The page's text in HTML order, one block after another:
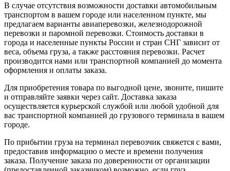
В случае отсутствия возможности доставки автомобильным
транспортом в вашем городе или населенном пункте, мы
предлагаем варианты авиаперевозки, железнодорожной
перевозки и паромной перевозки. Стоимость доставки в
города и населенные пункты России и стран СНГ зависит от
веса, объема груза, а также расстояния перевозки. Расчет
производится нами или транспортной компанией до момента
оформления и оплаты заказа.
Для приобретения товара по выгодной цене, звоните, пишите
и отправляйте заявки через сайт. Доставка заказа
осуществляется курьерской службой или любой удобной для
вас транспортной компанией до грузового терминала в вашем
городе.
По прибытии груза на терминал перевозчик свяжется с вами,
предоставив информацию о месте и времени получения
заказа. Получение заказа по доверенности от организации